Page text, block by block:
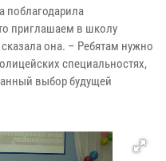
поблагодарила
приглашаем в школу
она. – Ребятам нужно
специальностях,
выбор будущей